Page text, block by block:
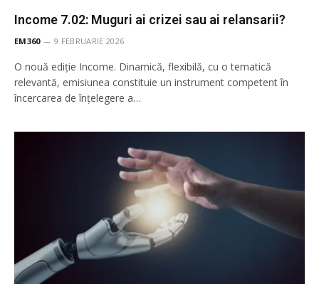
Income 7.02: Muguri ai crizei sau ai relansarii?
EM360 9 FEBRUARIE 2026
O nouă ediție Income. Dinamică, flexibilă, cu o tematică
relevantă, emisiunea constituie un instrument competent în
încercarea de înţelegere a…